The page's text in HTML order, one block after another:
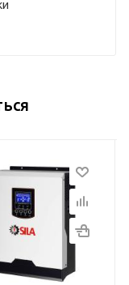
Тип
Кабель солнечный
Цвет
красный
Срок поставки